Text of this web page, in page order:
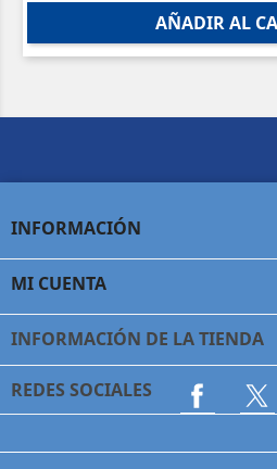
AÑADIR AL
INFORMACIÓN
MI CUENTA
INFORMACIÓN DE LA TIENDA
REDES SOCIALES Facebook